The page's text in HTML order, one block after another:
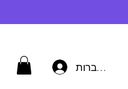
להתחברות